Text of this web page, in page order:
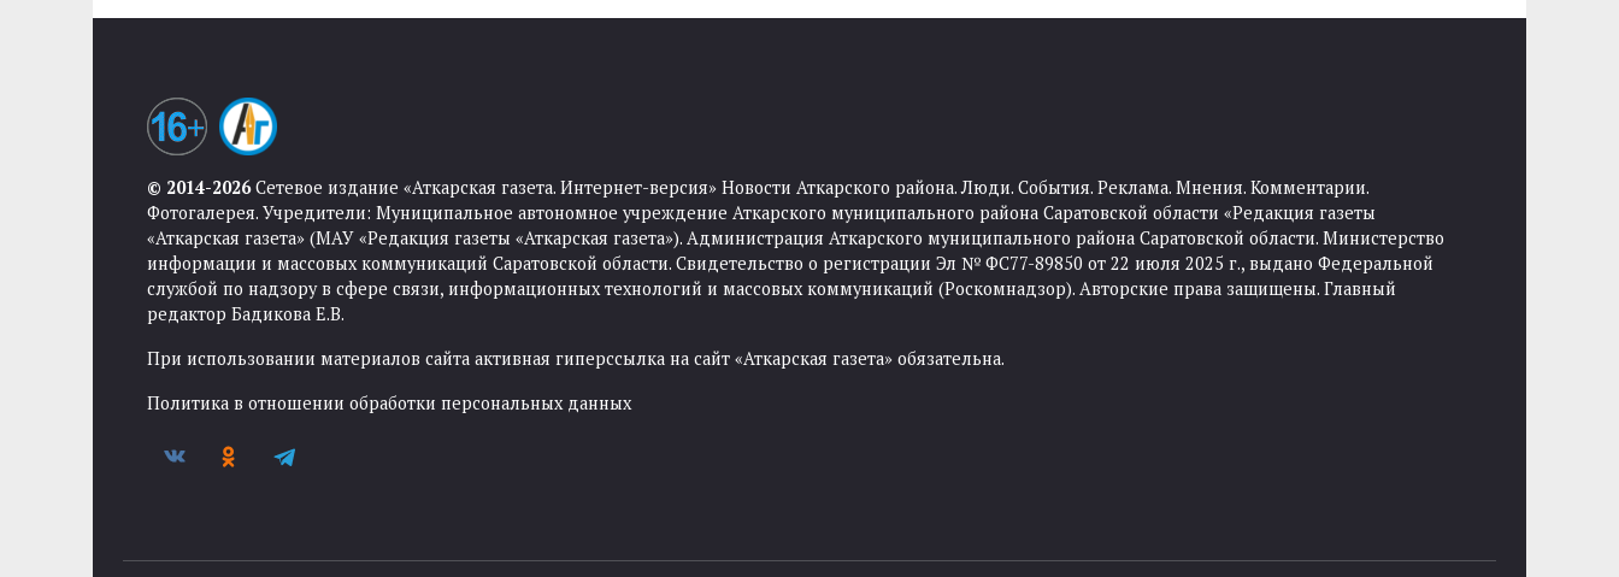
© 2014-2026Сетевое издание «Аткарская газета. Интернет-версия» Новости Аткарского района. Люди. События. Реклама. Мнения. Комментарии.
Фотогалерея. Учредители: Муниципальное автономное учреждение Аткарского муниципального района Саратовской области «Редакция газеты
«Аткарская газета» (МАУ «Редакция газеты «Аткарская газета»). Администрация Аткарского муниципального района Саратовской области. Министерство
информации и массовых коммуникаций Саратовской области. Свидетельство о регистрации Эл № ФС77-89850 от 22 июля 2025 г., выдано Федеральной
службой по надзору в сфере связи, информационных технологий и массовых коммуникаций (Роскомнадзор). Авторские права защищены. Главный
редактор Бадикова Е.В.
При использовании материалов сайта активная гиперссылка на сайт «Аткарская газета» обязательна.
Политика в отношении обработки персональных данных